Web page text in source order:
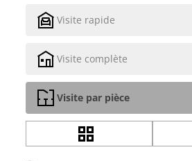
Visite rapide
Visite complète
Visite par pièce